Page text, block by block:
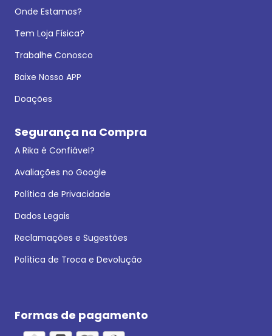
Onde Estamos?
Tem Loja Física?
Trabalhe Conosco
Baixe Nosso APP
Doações
Segurança na Compra
A Rika é Confiável?
Avaliações no Google
Política de Privacidade
Dados Legais
Reclamações e Sugestões
Política de Troca e Devolução
Formas de pagamento